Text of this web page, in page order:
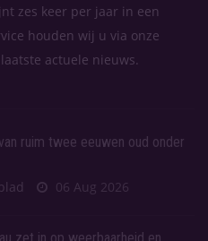
zes keer per jaar in een
houden wij u via onze
actuele nieuws.
ruim twee eeuwen oud onder
06 Aug 2026
zet in op weerbaarheid en